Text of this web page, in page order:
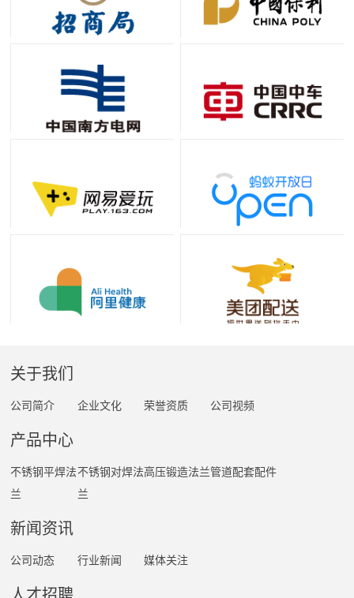
关于我们
公司简介 企业文化 荣誉资质 公司视频
产品中心
不锈钢平焊法
兰
不锈钢对焊法
兰
高压锻造法兰管道配套配件
新闻资讯
公司动态 行业新闻 媒体关注